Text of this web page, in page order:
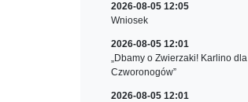
2026-08-05 12:05
Wniosek
2026-08-05 12:01
„Dbamy o Zwierzaki! Karlino dla
Czworonogów”
2026-08-05 12:01